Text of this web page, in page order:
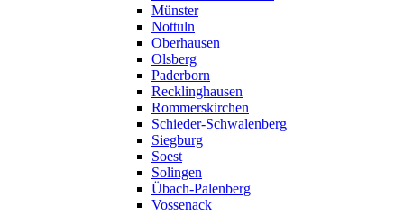
Münster
Nottuln
Oberhausen
Olsberg
Paderborn
Recklinghausen
Rommerskirchen
Schieder-Schwalenberg
Siegburg
Soest
Solingen
Übach-Palenberg
Vossenack